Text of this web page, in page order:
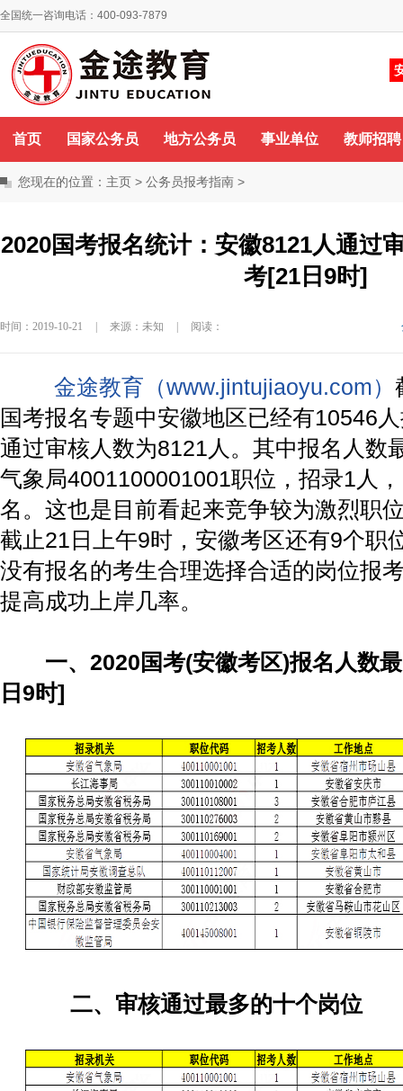
全国统一咨询电话：400-093-7879
你好，欢迎来到金途教育！
首页 国家公务员 地方公务员 事业单位 教师招聘
您现在的位置： 主页 > 公务员报考指南 >
2020国考报名统计：安徽8121人通过
考[21日9时]
时间：2019-10-21 来源：未知 阅读：
金途教育（www.jintujiaoyu.com）
国考报名专题中安徽地区已经有10546
通过审核人数为8121人。其中报名人数
气象局4001100001001职位，招录1人
名。这也是目前看起来竞争较为激烈职
截止21日上午9时，安徽考区还有9个职
没有报名的考生合理选择合适的岗位报
提高成功上岸几率。
一、2020国考(安徽考区)报名人数最
日9时]
二、审核通过最多的十个岗位